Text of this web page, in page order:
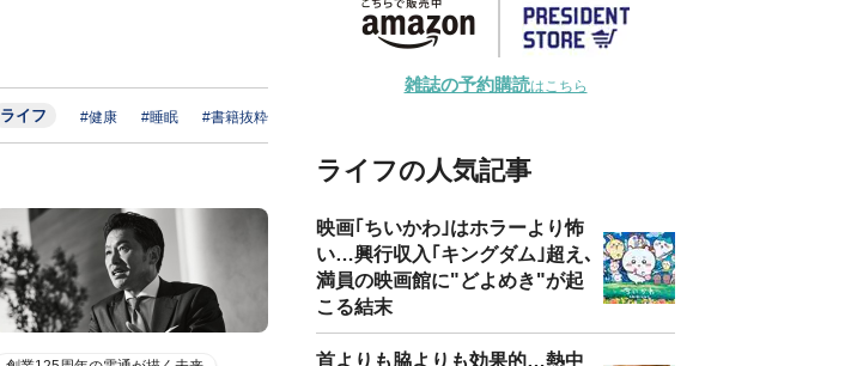
ライフ #健康 #睡眠 #書籍抜粋
雑誌の予約購読はこちら
ライフの人気記事
映画｢ちいかわ｣はホラーより怖
い…興行収入｢キングダム｣超え､
満員の映画館に"どよめき"が起
こる結末
首よりも脇よりも効果的…熱中